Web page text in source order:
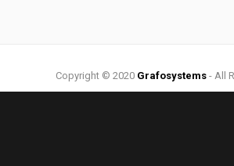
Copyright © 2020 Grafosystems- All